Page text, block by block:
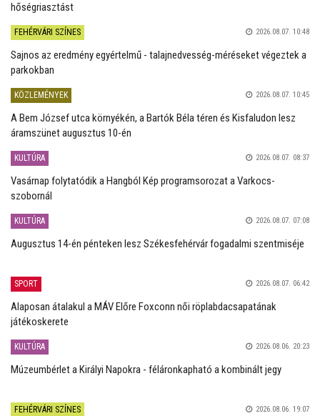
hőségriasztást
FEHÉRVÁRI SZÍNES 2026.08.07. 10:48
Sajnos az eredmény egyértelmű - talajnedvesség-méréseket végeztek a
parkokban
KÖZLEMÉNYEK 2026.08.07. 10:45
A Bem József utca környékén, a Bartók Béla téren és Kisfaludon lesz
áramszünet augusztus 10-én
KULTÚRA 2026.08.07. 08:37
Vasárnap folytatódik a Hangból Kép programsorozat a Varkocs-
szobornál
KULTÚRA 2026.08.07. 07:08
Augusztus 14-én pénteken lesz Székesfehérvár fogadalmi szentmiséje
SPORT 2026.08.07. 06:42
Alaposan átalakul a MÁV Előre Foxconn női röplabdacsapatának
játékoskerete
KULTÚRA 2026.08.06. 20:23
Múzeumbérlet a Királyi Napokra - féláronkapható a kombinált jegy
FEHÉRVÁRI SZÍNES 2026.08.06. 19:07